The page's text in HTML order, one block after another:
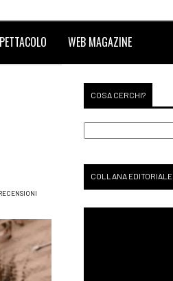
WEB MAGAZINE
COSA CERCHI?
COLLANA EDITORIALE